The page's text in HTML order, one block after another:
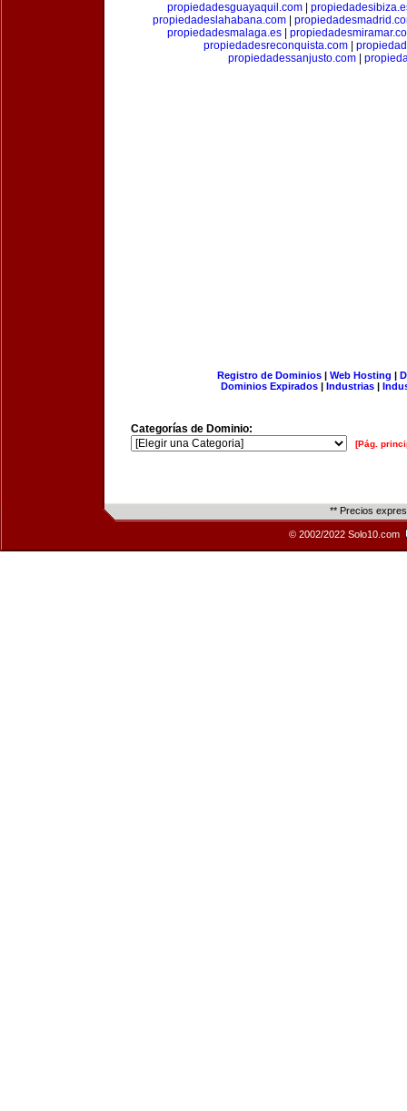
propiedadesguayaquil.com
propiedadeslahabana.com|
propiedadesmalaga.es|
propiedadesreconquista.com
propiedadessanjusto.com
Registro de Dominios| Web Hosting |
Dominios Expirados | Industrias |
Categorías de Dominio:
[Pág.
** Precios
© 2002/2022 Solo10.com